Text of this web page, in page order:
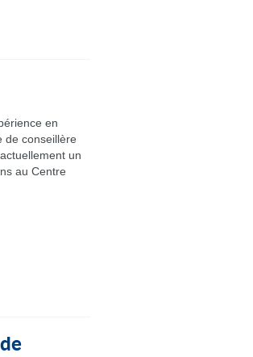
en
de conseillère
un
au Centre